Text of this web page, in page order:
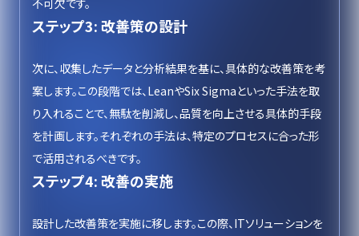
不可欠です。
ステップ3: 改善策の設計
次に、収集したデータと分析結果を基に、具体的な改善策を考
案します。この段階では、LeanやSix Sigmaといった手法を取
り入れることで、無駄を削減し、品質を向上させる具体的手段
を計画します。それぞれの手法は、特定のプロセスに合った形
で活用されるべきです。
ステップ4: 改善の実施
設計した改善策を実施に移します。この際、ITソリューションを